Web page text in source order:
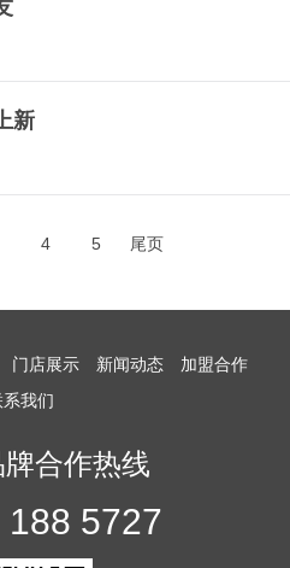
新
4 5 尾页
门店展示 新闻动态
加盟合作
系我们
合作热线
188 5727